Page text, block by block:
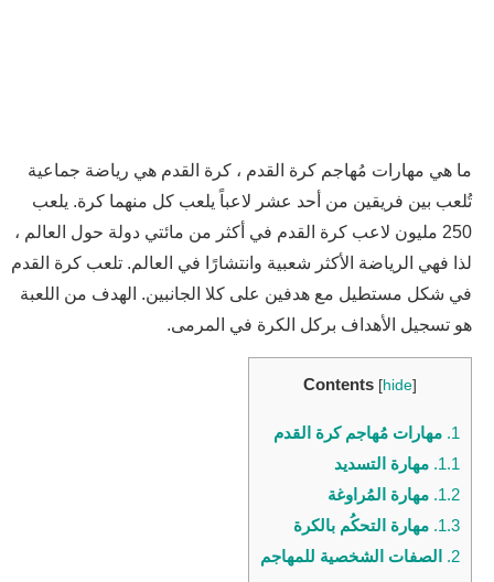
ما هي مهارات مُهاجم كرة القدم ، كرة القدم هي رياضة جماعية
تُلعب بين فريقين من أحد عشر لاعباً يلعب كل منهما كرة. يلعب
250 مليون لاعب كرة القدم في أكثر من مائتي دولة حول العالم ،
لذا فهي الرياضة الأكثر شعبية وانتشارًا في العالم. تلعب كرة القدم
في شكل مستطيل مع هدفين على كلا الجانبين. الهدف من اللعبة
هو تسجيل الأهداف بركل الكرة في المرمى.
Contents [hide
مهارات مُهاجم كرة القدم
1.1. مهارة التسديد
1.2. مهارة المُراوغة
1.3. مهارة التحكُم بالكرة
الصفات الشخصية للمهاجم